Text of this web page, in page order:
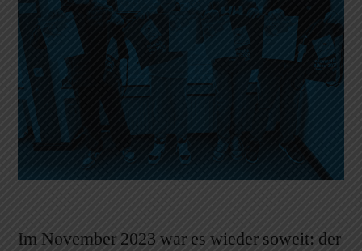
Im November 2023 war es wieder soweit: der